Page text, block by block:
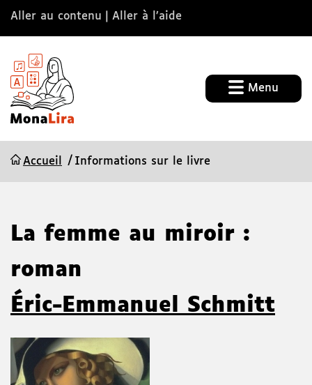
Aller au contenu Aller à l’aide
Menu
Accueil Informations sur le livre
La femme au miroir :
roman
Éric-Emmanuel Schmitt